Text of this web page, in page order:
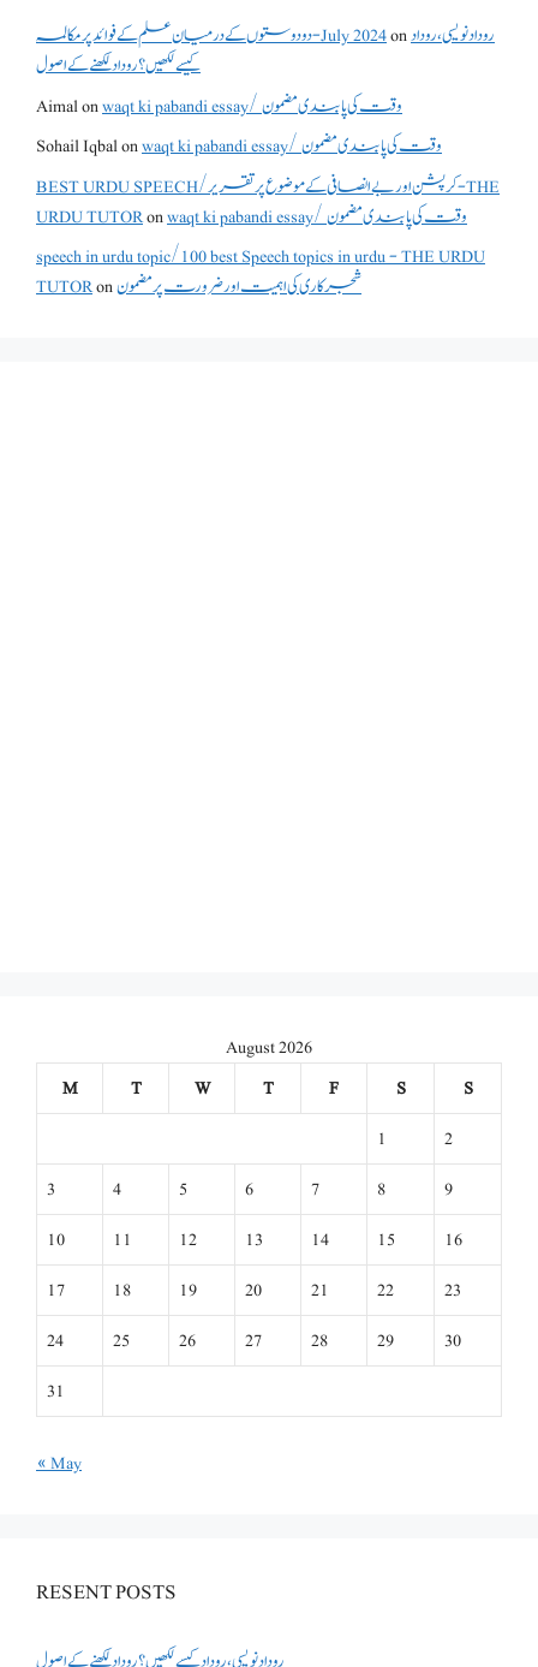
دو دوستوں کے درمیان علم کے فوائد پر مکالمہ - July 2024onروداد نویسی ،روداد
کیسے لکھیں؟ روداد لکھنے کے اصول
Aimalon
waqt ki pabandi essay/ وقت کی پابندی مضمون
Sohail Iqbalon
waqt ki pabandi essay/ وقت کی پابندی مضمون
BEST URDU SPEECH/کرپشن اور بے انصافی کے موضوع پر تقریر - THE
URDU TUTORon
waqt ki pabandi essay/ وقت کی پابندی مضمون
speech in urdu topic/100 best Speech topics in urdu - THE URDU
TUTORonشجرکاری کی اہمیت اور ضرورت پر مضمون
August 2026
M
T W T F S
S
1
2
3
4 5 6 7 8
9
10
11 12 13 14 15
16
17
18 19 20 21 22
23
24
25 26 27 28 29
30
31
« May
RESENT POSTS
روداد نویسی ،روداد کیسے لکھیں؟ روداد لکھنے کے اصول